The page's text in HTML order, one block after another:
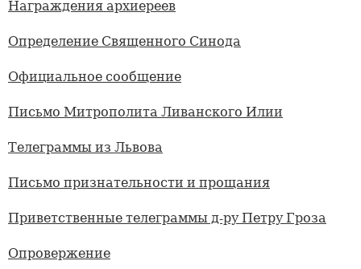
Награждения архиереев
Определение Священного Синода
Официальное сообщение
Письмо Митрополита Ливанского Илии
Телеграммы из Львова
Письмо признательности и прощания
Приветственные телеграммы д-ру Петру Гроза
Опровержение